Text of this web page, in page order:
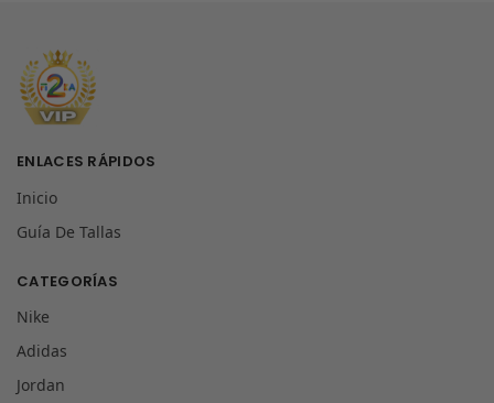
ENLACES RÁPIDOS
Inicio
Guía De Tallas
CATEGORÍAS
Nike
Adidas
Jordan